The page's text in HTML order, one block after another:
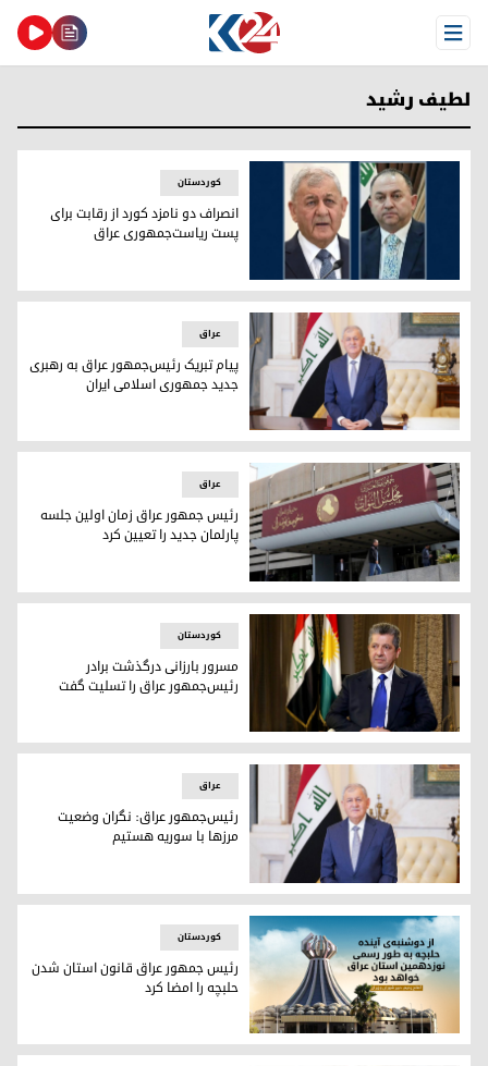
Open Menu
لطیف رشید
آسو فریدون و عبداللطیف رشید، رئیس‌جمهور کنونی عراق
کوردستان
انصراف دو نامزد کورد از رقابت برای
پست ریاست‌جمهوری عراق
پیام تبریک رئیس‌جمهور عراق به رهبری جدید جمهوری اسلامی
عراق
پیام تبریک رئیس‌جمهور عراق به رهبری
جدید جمهوری اسلامی ایران
پارلمان عراق
عراق
رئیس جمهور عراق زمان اولین جلسه
پارلمان جدید را تعیین کرد
مسرور بارزانی، نخست‌وزیر اقلیم کوردستان
کوردستان
مسرور بارزانی درگذشت برادر
رئیس‌جمهور عراق را تسلیت گفت
لطیف ڕشید، رئیس جمهور عراق
عراق
رئیس‌جمهور عراق: نگران وضعیت
مرزها با سوریه هستیم
رئیس جمهور عراق قانون استان شدن حلبچه را امضا کرد
کوردستان
رئیس جمهور عراق قانون استان شدن
حلبچه را امضا کرد